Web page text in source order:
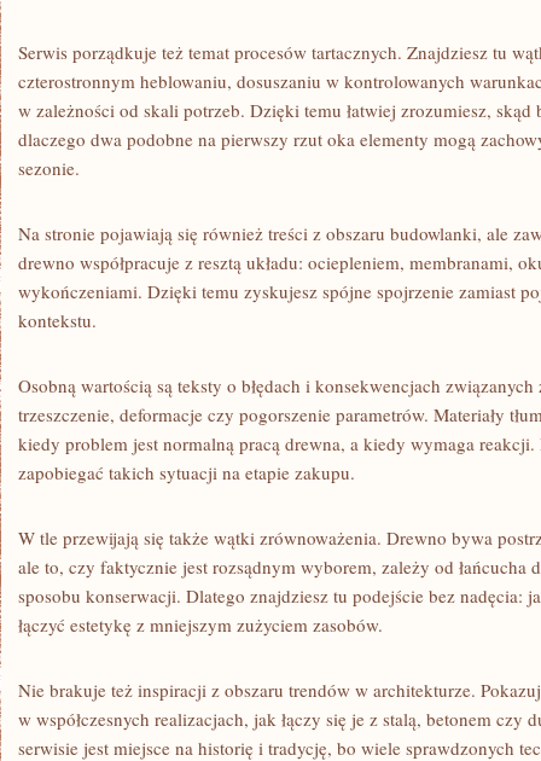
Serwis porządkuje też temat procesów tartacznych. Znajdziesz tu
czterostronnym heblowaniu, dosuszaniu w kontrolowanych
w zależności od skali potrzeb. Dzięki temu łatwiej zrozumiesz,
dlaczego dwa podobne na pierwszy rzut oka elementy mogą
sezonie.
Na stronie pojawiają się również treści z obszaru budowlanki, ale
drewno współpracuje z resztą układu: ociepleniem, membranami,
wykończeniami. Dzięki temu zyskujesz spójne spojrzenie zamiast
kontekstu.
Osobną wartością są teksty o błędach i konsekwencjach
trzeszczenie, deformacje czy pogorszenie parametrów. Materiały
kiedy problem jest normalną pracą drewna, a kiedy wymaga
zapobiegać takich sytuacji na etapie zakupu.
W tle przewijają się także wątki zrównoważenia. Drewno bywa
ale to, czy faktycznie jest rozsądnym wyborem, zależy od łańcucha
sposobu konserwacji. Dlatego znajdziesz tu podejście bez nadęcia:
łączyć estetykę z mniejszym zużyciem zasobów.
Nie brakuje też inspiracji z obszaru trendów w architekturze.
w współczesnych realizacjach, jak łączy się je z stalą, betonem czy
serwisie jest miejsce na historię i tradycję, bo wiele sprawdzonych